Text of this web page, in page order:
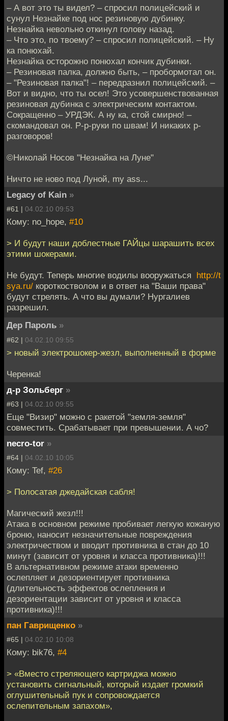
– А вот это ты видел? – спросил полицейский и
сунул Незнайке под нос резиновую дубинку.
Незнайка невольно откинул голову назад.
– Что это, по твоему? – спросил полицейский. – Ну
ка понюхай.
Незнайка осторожно понюхал кончик дубинки.
– Резиновая палка, должно быть, – пробормотал он.
– "Резиновая палка"! – передразнил полицейский. –
Вот и видно, что ты осел! Это усовершенствованная
резиновая дубинка с электрическим контактом.
Сокращенно – УРДЭК. А ну ка, стой смирно! –
скомандовал он. Р-р-руки по швам! И никаких р-
разговоров!
©Николай Носов "Незнайка на Луне"
Ничто не ново под Луной, my ass...
Legacy of Kain »
#61 | 04.02.10 09:53
Кому: no_hope, #10
> И будут наши доблестные ГАЙцы шарашить всех
этими шокерами.
Не будут. Теперь многие водилы вооружаться http://t
sya.ru/ короткостволом и в ответ на "Ваши права"
будут стрелять. А что вы думали? Нургалиев
разрешил.
Дер Пароль »
#62 | 04.02.10 09:55
> новый электрошокер-жезл, выполненный в форме
Черенка!
д-р Зольберг »
#63 | 04.02.10 09:55
Еще "Визир" можно с ракетой "земля-земля"
совместить. Срабатывает при превышении. А чо?
necro-tor »
#64 | 04.02.10 10:05
Кому: Tef, #26
> Полосатая джедайская сабля!
Магический жезл!!!
Атака в основном режиме пробивает легкую кожаную
броню, наносит незначительные повреждения
электричеством и вводит противника в стан до 10
минут (зависит от уровня и класса противника)!!!
В альтернативном режиме атаки временно
ослепляет и дезориентирует противника
(длительность эффектов ослепления и
дезориентации зависит от уровня и класса
противника)!!!
пан Гаврищенко »
#65 | 04.02.10 10:08
Кому: bik76, #4
> «Вместо стреляющего картриджа можно
установить сигнальный, который издает громкий
оглушительный пук и сопровождается
ослепительным запахом»,